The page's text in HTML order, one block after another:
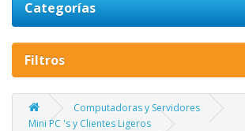
Categorías
Filtros
Computadoras y Servidores
Mini PC 's y Clientes Ligeros